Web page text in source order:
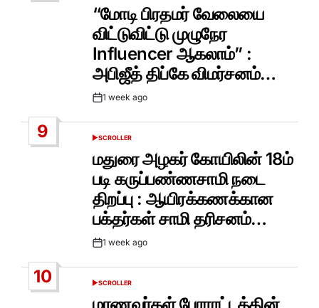
IN
“மோடி பிரதமர் வேலையை
விட்டுவிட்டு முழுநேர
Influencer ஆகலாம்” :
அபிஜீத் திப்கே விமர்சனம்…
Post1 week ago
9
POSTED
SCROLLER
மதுரை அழகர் கோயிலின் 18ம்
படி கருப்பண்ணசாமி நடை
திறப்பு : ஆயிரக்கணக்கான
பக்தர்கள் சாமி தரிசனம்…
Post1 week ago
10
POSTED
SCROLLER